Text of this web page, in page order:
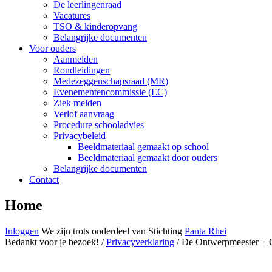
De leerlingenraad
Vacatures
TSO & kinderopvang
Belangrijke documenten
Voor ouders
Aanmelden
Rondleidingen
Medezeggenschapsraad (MR)
Evenementencommissie (EC)
Ziek melden
Verlof aanvraag
Procedure schooladvies
Privacybeleid
Beeldmateriaal gemaakt op school
Beeldmateriaal gemaakt door ouders
Belangrijke documenten
Contact
Home
Inloggen We zijn trots onderdeel van Stichting Panta Rhei
Bedankt voor je bezoek! /Privacyverklaring / De Ontwerpmeester +